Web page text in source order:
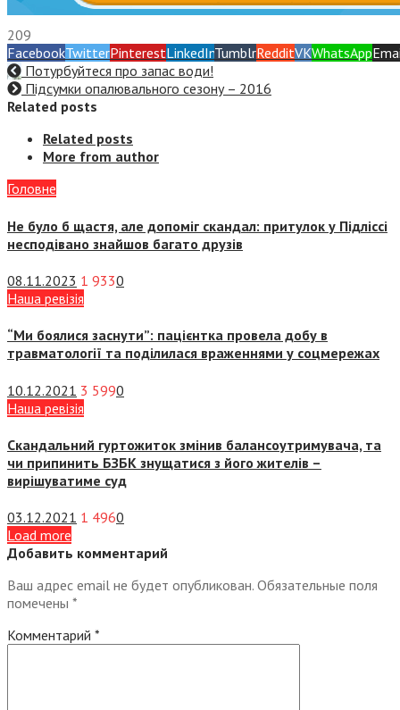
209
FacebookTwitterPinterestLinkedInTumblrRedditVKWhatsApp
Потурбуйтеся про запас води!
Підсумки опалювального сезону – 2016
Related posts
Related posts
More from author
Головне
Не було б щастя, але допоміг скандал: притулок у Підліссі
несподівано знайшов багато друзів
08.11.2023 1 9330
Наша ревізія
“Ми боялися заснути”: пацієнтка провела добу в
травматології та поділилася враженнями у соцмережах
10.12.2021 3 5990
Наша ревізія
Скандальний гуртожиток змінив балансоутримувача, та
чи припинить БЗБК знущатися з його жителів –
вирішуватиме суд
03.12.2021 1 4960
Load more
Добавить комментарий
Ваш адрес email не будет опубликован. Обязательные поля
помечены *
Комментарий *